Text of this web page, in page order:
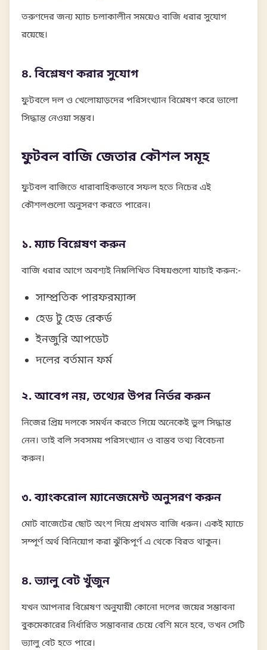
তরুণদের জন্য ম্যাচ চলাকালীন সময়েও বাজি ধরার সুযোগ
রয়েছে।
৪. বিশ্লেষণ করার সুযোগ
ফুটবলে দল ও খেলোয়াড়দের পরিসংখ্যান বিশ্লেষণ করে ভালো
সিদ্ধান্ত নেওয়া সম্ভব।
ফুটবল বাজি জেতার কৌশল সমূহ
ফুটবল বাজিতে ধারাবাহিকভাবে সফল হতে নিচের এই
কৌশলগুলো অনুসরণ করতে পারেন।
১. ম্যাচ বিশ্লেষণ করুন
বাজি ধরার আগে অবশ্যই নিম্নলিখিত বিষয়গুলো যাচাই করুন:-
সাম্প্রতিক পারফরম্যান্স
হেড টু হেড রেকর্ড
ইনজুরি আপডেট
দলের বর্তমান ফর্ম
২. আবেগ নয়, তথ্যের উপর নির্ভর করুন
নিজের প্রিয় দলকে সমর্থন করতে গিয়ে অনেকেই ভুল সিদ্ধান্ত
নেন। তাই বলি সবসময় পরিসংখ্যান ও বাস্তব তথ্য বিবেচনা
করুন।
৩. ব্যাংকরোল ম্যানেজমেন্ট অনুসরণ করুন
মোট বাজেটের ছোট অংশ দিয়ে প্রথমত বাজি ধরুন। একই ম্যাচে
সম্পূর্ণ অর্থ বিনিয়োগ করা ঝুঁকিপূর্ণ এ থেকে বিরত থাকুন।
৪. ভ্যালু বেট খুঁজুন
যখন আপনার বিশ্লেষণ অনুযায়ী কোনো দলের জয়ের সম্ভাবনা
বুকমেকারের নির্ধারিত সম্ভাবনার চেয়ে বেশি মনে হবে, তখন সেটি
ভ্যালু বেট হতে পারে।